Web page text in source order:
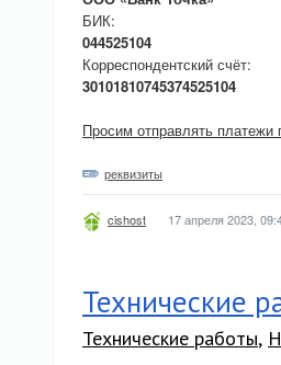
БИК:
044525104
Корреспондентский счёт:
30101810745374525104
Просим отправлять платежи
реквизиты
cishost 17 апреля 2023,
Технические
Технические работы,